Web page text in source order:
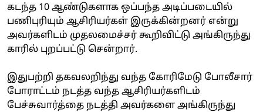
கடந்த 10 ஆண்டுகளாக ஒப்பந்த அடிப்படையில்
பணிபுரியும் ஆசிரியர்கள் இருக்கின்றனர் என்று
அவர்களிடம் முதலமைச்சர் கூறிவிட்டு அங்கிருந்து
காரில் புறப்பட்டு சென்றார்.
இதுபற்றி தகவலறிந்து வந்த கோரிமேடு போலீசார்
போராட்டம் நடத்த வந்த ஆசிரியர்களிடம்
பேச்சுவார்த்தை நடத்தி அவர்களை அங்கிருந்து